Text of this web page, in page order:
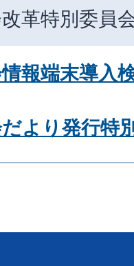
革特別委員
報端末導入
より発行特